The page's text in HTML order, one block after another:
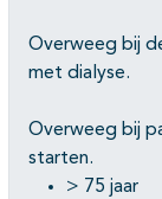
Overweeg bij
met dialyse.
Overweeg bij
starten.
> 75 jaar